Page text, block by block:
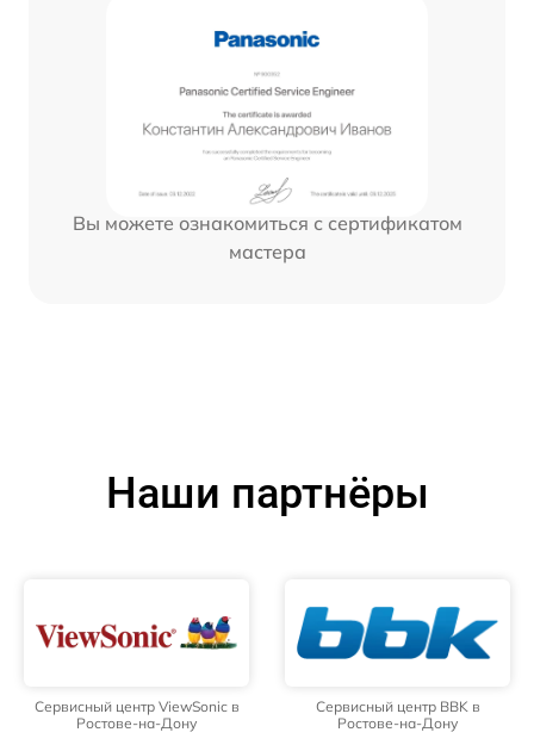
Вы можете ознакомиться с сертификатом
мастера
Наши партнёры
Сервисный центр ViewSonic в
Ростове-на-Дону
Сервисный центр BBK в
Ростове-на-Дону